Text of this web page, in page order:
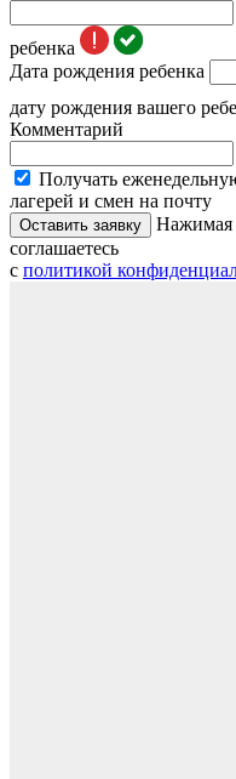
ребенка
Дата рождения ребенка
дату рождения вашего
Комментарий
Получать
лагерей и смен на почту
Оставить заявку
Нажимая
соглашаетесь
с политикой